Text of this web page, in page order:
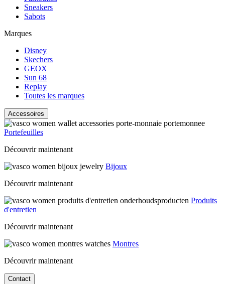
Sneakers
Sabots
Marques
Disney
Skechers
GEOX
Sun 68
Replay
Toutes les marques
Accessoires
Portefeuilles
Découvrir maintenant
Bijoux
Découvrir maintenant
Produits
d'entretien
Découvrir maintenant
Montres
Découvrir maintenant
Contact